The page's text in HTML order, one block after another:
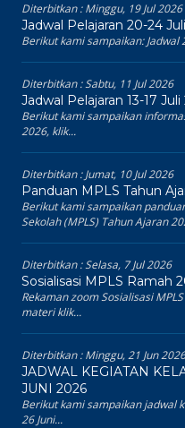
Diterbitkan :Minggu, 19 Jul 2026
Jadwal Pelajaran 20-24
Berikut kami sampaikan: Jadwal
Diterbitkan :Sabtu, 11 Jul 2026
Jadwal Pelajaran 13-17 Juli
Berikut kami sampaikan
2026, klik...
Diterbitkan :Jumat, 10 Jul 2026
Panduan MPLS Tahun
Berikut kami sampaikan
Sekolah (MPLS) Tahun Ajaran
Diterbitkan :Selasa, 7 Jul 2026
Sosialisasi MPLS Ramah
Rekaman zoom Sosialisasi
materi klik...
Diterbitkan :Minggu, 21 Jun 2026
JADWAL KEGIATAN
JUNI 2026
Berikut kami sampaikan jadwal
26 Juni...